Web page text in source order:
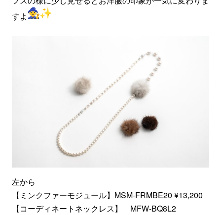
すよ
左から
【ミンクファーモジュール】MSM-FRMBE20 ¥13,200
【コーディネートネックレス】 MFW-BQ8L2